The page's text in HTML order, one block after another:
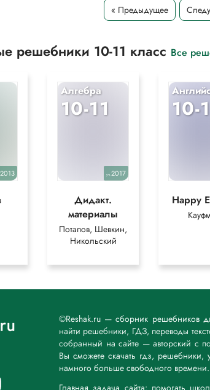
« Предыдущее
решебники 10-11 класс Все
2013
Алгебра
10-11
уч.2017
Дидакт.
материалы
Потапов, Шевкин,
Никольский
10-
Happy
©Reshak.ru — сборник решебников
найти решебники, ГДЗ, переводы
собранный на сайте — авторский с
Вы сможете скачать гдз, решебники,
намного больше свободного времени.